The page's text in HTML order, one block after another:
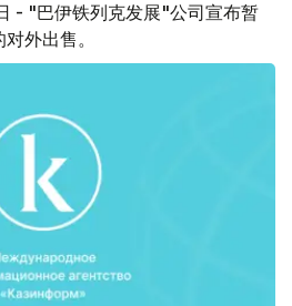
- "巴伊铁列克发展"公司宣布暂
外出售。